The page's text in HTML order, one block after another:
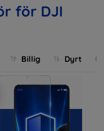
för DJI
Billig Dyrt